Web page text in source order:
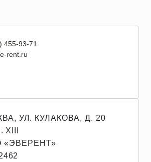
455-93-71
rent.ru
УЛ. КУЛАКОВА, Д. 20
«ЭВЕРЕНТ»